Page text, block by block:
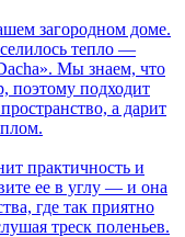
загородном доме.
тепло —
Мы знаем, что
поэтому подходит
а дарит
практичность и
ее в углу — и она
где так приятно
треск поленьев.